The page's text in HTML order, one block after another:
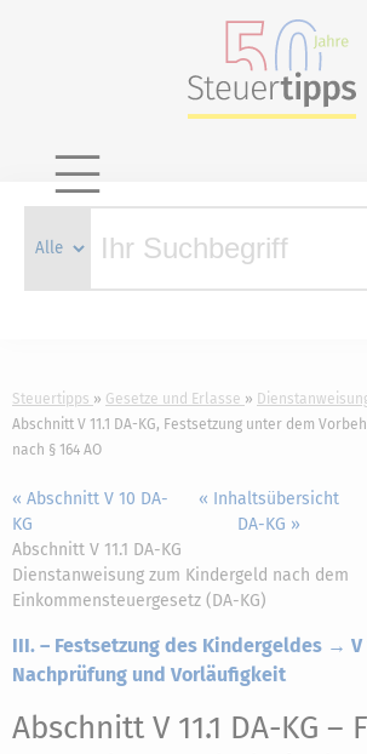
Steuertipps Gesetze und Erlasse
Abschnitt V 11.1 DA-KG, Festsetzung unter dem
nach § 164 AO
« Abschnitt V 10 DA-
KG
« Inhaltsübersicht
DA-KG »
Abschnitt V 11.1 DA-KG
Dienstanweisung zum Kindergeld nach dem
Einkommensteuergesetz (DA-KG)
III. – Festsetzung des Kindergeldes → V
Nachprüfung und Vorläufigkeit
Abschnitt V 11.1 DA-KG –